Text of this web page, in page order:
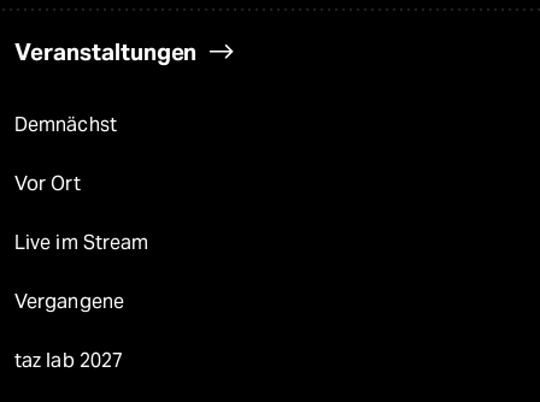
Veranstaltungen
Demnächst
Vor Ort
Live im Stream
Vergangene
taz lab 2027